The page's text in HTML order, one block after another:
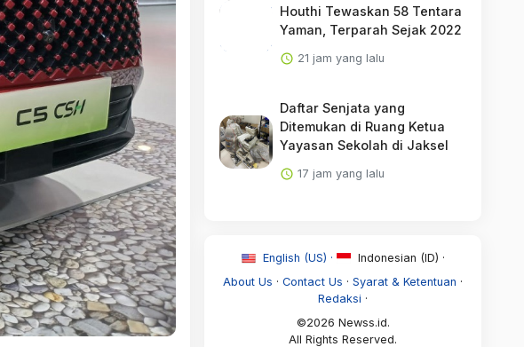
Houthi Tewaskan 58 Tentara
Yaman, Terparah Sejak 2022
21 jam yang lalu
Daftar Senjata yang
Ditemukan di Ruang Ketua
Yayasan Sekolah di Jaksel
17 jam yang lalu
English (US) ·
Indonesian (ID) ·
About Us · Contact Us · Syarat & Ketentuan ·
Redaksi ·
©2026 Newss.id.
All Rights Reserved.